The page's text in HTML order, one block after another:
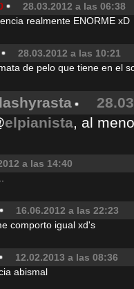
28.03.2012 a las 06:38
realmente ENORME xD
28.03.2012 a las 10:21
de pelo que tiene en el
elpianista, al
a las 14:40
16.06.2012 a las 22:23
comporto igual xd's
12.02.2013 a las 08:36
abismal